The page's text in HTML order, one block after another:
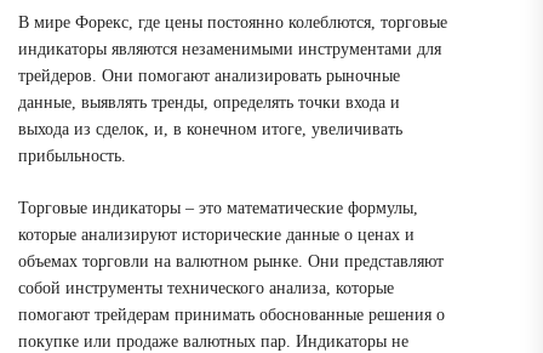
В мире Форекс, где цены постоянно колеблются, торговые
индикаторы являются незаменимыми инструментами для
трейдеров. Они помогают анализировать рыночные
данные, выявлять тренды, определять точки входа и
выхода из сделок, и, в конечном итоге, увеличивать
прибыльность.
Торговые индикаторы – это математические формулы,
которые анализируют исторические данные о ценах и
объемах торговли на валютном рынке. Они представляют
собой инструменты технического анализа, которые
помогают трейдерам принимать обоснованные решения о
покупке или продаже валютных пар. Индикаторы не